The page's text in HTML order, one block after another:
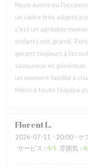
Nous avons eu
un cadre très adapté
c'est un agréable
enfants ont grandi.
gérant toujours à
savoureux et
un moment familial à
Merci à toute l'équipe
FlorentL
2026-07-11 - 20:00 - ゲ
サービス : 4/5 雰囲気 : 4